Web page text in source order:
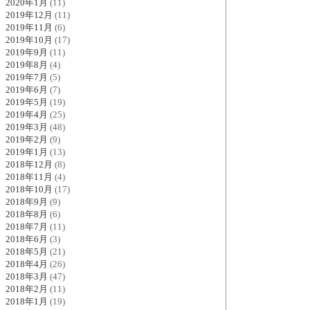
2020年1月 (11)
2019年12月 (11)
2019年11月 (6)
2019年10月 (17)
2019年9月 (11)
2019年8月 (4)
2019年7月 (5)
2019年6月 (7)
2019年5月 (19)
2019年4月 (25)
2019年3月 (48)
2019年2月 (9)
2019年1月 (13)
2018年12月 (8)
2018年11月 (4)
2018年10月 (17)
2018年9月 (9)
2018年8月 (6)
2018年7月 (11)
2018年6月 (3)
2018年5月 (21)
2018年4月 (26)
2018年3月 (47)
2018年2月 (11)
2018年1月 (19)